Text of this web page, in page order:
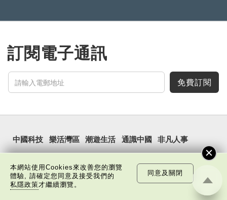
訂閱電子通訊
免費訂閱
中國科技 樂活灣區 潮遊生活 通識中國 非凡人事
每周主題 最新影片 最新活動
本網站使用Cookies來改善您的瀏覽
體驗, 請確定您同意及接受我們的
私隱政策才繼續瀏覽。
同意及關閉